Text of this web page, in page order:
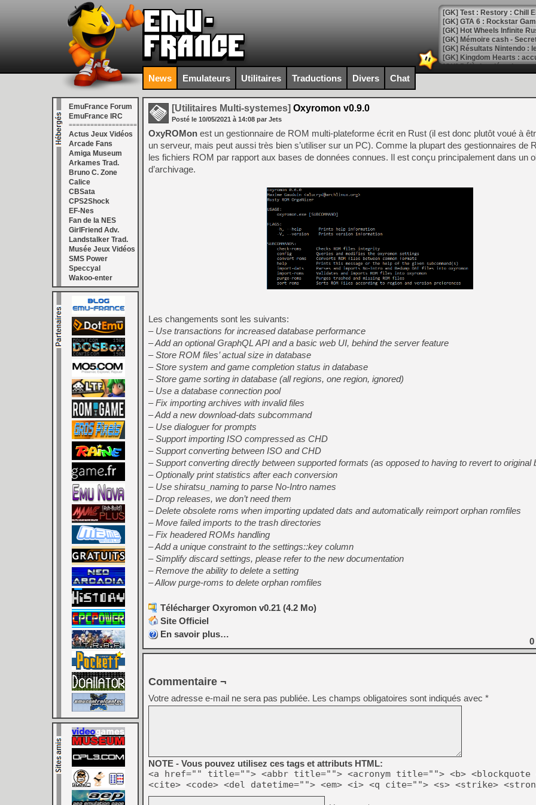
[GK] Test : Restory : Chill
[GK] GTA 6 : Rockstar
[GK] Hot Wheels Infinite
[GK] Mémoire cash -
[GK] Résultats Nintendo :
[GK] Déjà des
[Mo5] Brickboy cherche à
[GK] Minecraft et ses «
[GK] Beast of
[GK] Ubisoft : fin de partie
[GK] Mémoire cash -
[GK] Dan Houser (GTA)
[GK] Comment EA Sports
[GK] Crimson Moon : un
[GK] Isle of Reveries : le
[GK] Moonlighter 2 : The
[GK] Capcom relance
[Mo5] Deux inédits du
[GK] Le beat'em up The
[GK] Endless Legend 2 :
[LS] [PS5] Le WebKit
[GK] Oubliez Crazy Taxi,
[LS] [Switch] NSZ 5.0.0
[GK] No More Room in
[GK] Un chatbot Atelier
[GK] Mémoire cash -
[GK] Nvidia : le prix des
[GK] Suikoden Star Leap
[Mo5] La mini borne
[GK] Pourquoi Marvel
News Emulateurs Utilitaires Traductions Divers Chat
EmuFrance Forum
EmuFrance IRC
===================
Actus Jeux Vidéos
Arcade Fans
Amiga Museum
Arkames Trad.
Bruno C. Zone
Calice
CBSata
CPS2Shock
EF-Nes
Fan de la NES
GirlFriend Adv.
Landstalker Trad.
Musée Jeux Vidéos
SMS Power
Speccyal
Wakoo-enter
[Utilitaires Multi-systemes] Oxyromon v0.9.0
Posté le 10/05/2021 à 14:08 par Jets
OxyROMon est un gestionnaire de ROM multi-plateforme écrit en Rust (il est donc plutôt voué à
un serveur, mais peut aussi très bien s’utiliser sur un PC). Comme la plupart des gestionnaires de
les fichiers ROM par rapport aux bases de données connues. Il est conçu principalement dans un
d’archivage.
Les changements sont les suivants:
– Use transactions for increased database performance
– Add an optional GraphQL API and a basic web UI, behind the server feature
– Store ROM files’ actual size in database
– Store system and game completion status in database
– Store game sorting in database (all regions, one region, ignored)
– Use a database connection pool
– Fix importing archives with invalid files
– Add a new download-dats subcommand
– Use dialoguer for prompts
– Support importing ISO compressed as CHD
– Support converting between ISO and CHD
– Support converting directly between supported formats (as opposed to having to revert to original
– Optionally print statistics after each conversion
– Use shiratsu_naming to parse No-Intro names
– Drop releases, we don’t need them
– Delete obsolete roms when importing updated dats and automatically reimport orphan romfiles
– Move failed imports to the trash directories
– Fix headered ROMs handling
– Add a unique constraint to the settings::key column
– Simplify discard settings, please refer to the new documentation
– Remove the ability to delete a setting
– Allow purge-roms to delete orphan romfiles
Télécharger Oxyromon v0.21 (4.2 Mo)
Site Officiel
En savoir plus…
0
Commentaire ¬
Votre adresse e-mail ne sera pas publiée. Les champs obligatoires sont indiqués avec *
NOTE - Vous pouvez utilisez ces tags et attributs HTML:
<a href="" title=""> <abbr title=""> <acronym title=""> <b> <blockquote
<cite> <code> <del datetime=""> <em> <i> <q cite=""> <s> <strike>